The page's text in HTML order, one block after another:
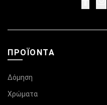
ΠΡΟΪΌΝΤΑ
Δόμηση
Χρώματα